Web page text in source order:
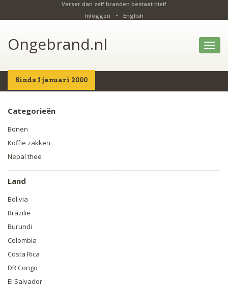
Verser dan zelf branden bestaat niet!
Inloggen
• English
Ongebrand.nl
Sinds 1 januari 2000
Home Producten
Categorieën
Bonen
Koffie zakken
Nepal thee
Land
Bolivia
Brazilië
Burundi
Colombia
Costa Rica
DR Congo
El Salvador